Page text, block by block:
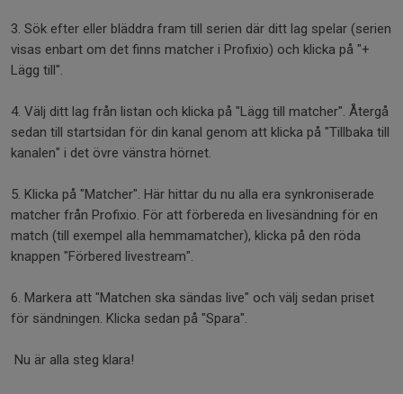
3. Sök efter eller bläddra fram till serien där ditt lag spelar (serien
visas enbart om det finns matcher i Profixio) och klicka på "+
Lägg till".
4. Välj ditt lag från listan och klicka på "Lägg till matcher". Återgå
sedan till startsidan för din kanal genom att klicka på "Tillbaka till
kanalen" i det övre vänstra hörnet.
5. Klicka på "Matcher". Här hittar du nu alla era synkroniserade
matcher från Profixio. För att förbereda en livesändning för en
match (till exempel alla hemmamatcher), klicka på den röda
knappen "Förbered livestream".
6. Markera att "Matchen ska sändas live" och välj sedan priset
för sändningen. Klicka sedan på "Spara".
Nu är alla steg klara!